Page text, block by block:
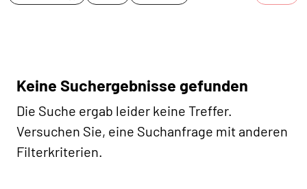
Keine Suchergebnisse gefunden
Die Suche ergab leider keine Treffer.
Versuchen Sie, eine Suchanfrage mit anderen
Filterkriterien.